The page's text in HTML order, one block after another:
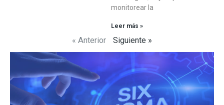
monitorear la
Leer más »
« Anterior Siguiente »